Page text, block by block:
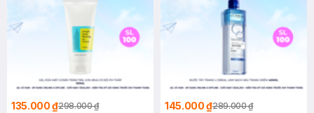
135.000 ₫298.000 ₫ 145.000 ₫289.000 ₫